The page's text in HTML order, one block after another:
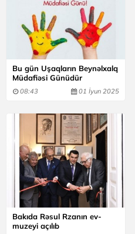
Bu gün Uşaqların Beynəlxalq
Müdafiəsi Günüdür
08:43 01 İyun 2025
Bakıda Rəsul Rzanın ev-
muzeyi açılıb